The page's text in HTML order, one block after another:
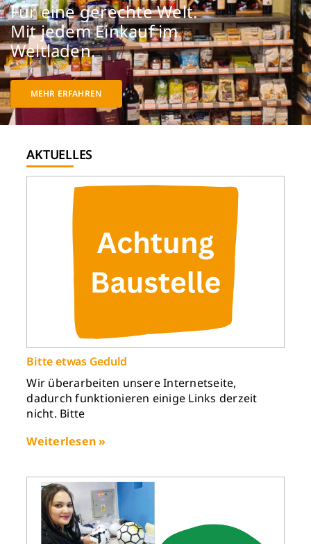
AKTIONEN
SERVICE
INFOS
Welt.
im
Für eine
Mit jedem
Weltladen.
MEHR ERFAHREN
AKTUELLES
Bitte etwas Geduld
Wir überarbeiten unsere Internetseite,
dadurch funktionieren einige Links derzeit
nicht. Bitte
Weiterlesen »